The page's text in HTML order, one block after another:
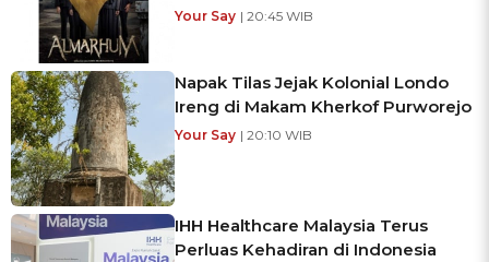
Your Say | 20:45 WIB
Napak Tilas Jejak Kolonial Londo
Ireng di Makam Kherkof Purworejo
Your Say | 20:10 WIB
IHH Healthcare Malaysia Terus
Perluas Kehadiran di Indonesia